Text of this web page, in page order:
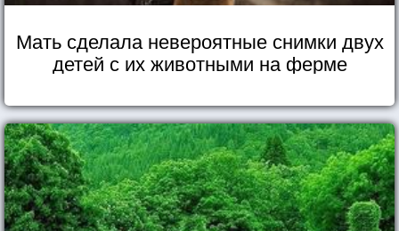
Мать сделала невероятные снимки двух
детей с их животными на ферме